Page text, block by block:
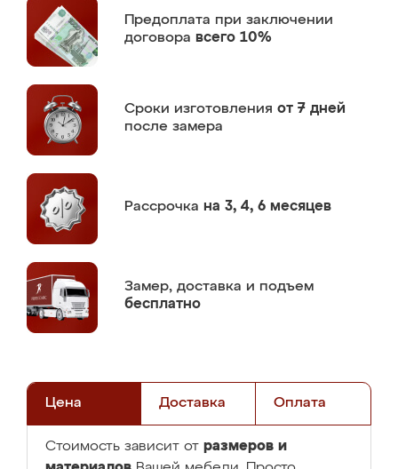
Предоплата при заключении
договора всего 10%
Сроки изготовления от 7 дней
после замера
Рассрочка на 3, 4, 6 месяцев
Замер, доставка и подъем
бесплатно
Цена Доставка Оплата
Стоимость зависит от размеров и